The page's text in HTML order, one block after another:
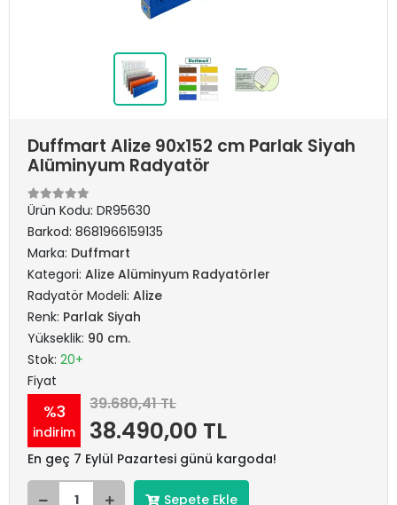
Duffmart Alize 90x152 cm Parlak Siyah
Alüminyum Radyatör
Ürün Kodu: DR95630
Barkod: 8681966159135
Marka: Duffmart
Kategori: Alize Alüminyum Radyatörler
Radyatör Modeli: Alize
Renk: Parlak Siyah
Yükseklik: 90 cm.
Stok: 20+
Fiyat
%3
indirim
39.680,41 TL
38.490,00 TL
En geç 7 Eylül Pazartesi günü kargoda!
Sepete Ekle